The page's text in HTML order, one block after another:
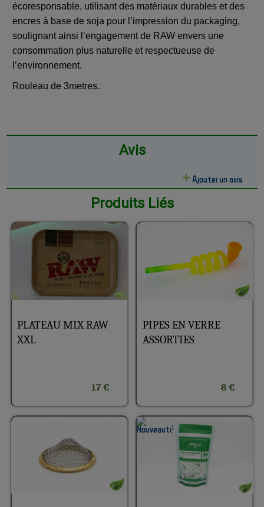
écoresponsable, utilisant des matériaux durables et des
encres à base de soja pour l’impression du packaging,
soulignant ainsi l’engagement de RAW envers une
consommation plus naturelle et respectueuse de
l’environnement.
Rouleau de 3metres.
Avis
Ajouter un avis
Produits Liés
PLATEAU MIX RAW
XXL
17 €
PIPES EN VERRE
ASSORTIES
8 €